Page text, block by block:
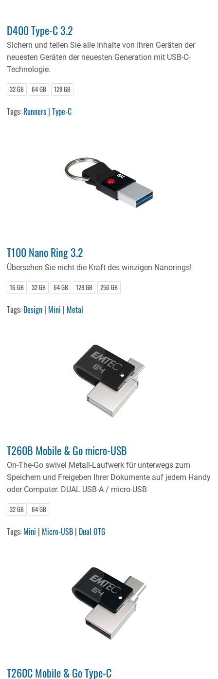
D400 Type-C 3.2
Sichern und teilen Sie alle Inhalte von Ihren Geräten der
neuesten Geräten der neuesten Generation mit USB-C-
Technologie.
32 GB 64 GB 128 GB
Tags: Runners |Type-C
T100 Nano Ring 3.2
Übersehen Sie nicht die Kraft des winzigen Nanorings!
16 GB 32 GB 64 GB 128 GB 256 GB
Tags: Design | Mini | Metal
T260B Mobile & Go micro-USB
On-The-Go swivel Metall-Laufwerk für unterwegs zum
Speichern und Freigeben Ihrer Dokumente auf jedem Handy
oder Computer. DUAL USB-A / micro-USB
32 GB 64 GB
Tags: Mini | Micro-USB | Dual OTG
T260C Mobile & Go Type-C